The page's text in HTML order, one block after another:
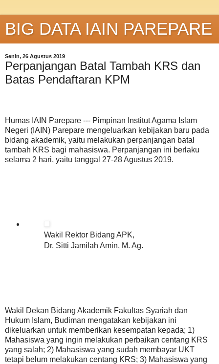
BIG DATA IAIN PAREPARE
Senin, 26 Agustus 2019
Perpanjangan Batal Tambah KRS dan
Batas Pendaftaran KPM
Humas IAIN Parepare --- Pimpinan Institut Agama Islam
Negeri (IAIN) Parepare mengeluarkan kebijakan baru pada
bidang akademik, yaitu melakukan perpanjangan batal
tambah KRS bagi mahasiswa. Perpanjangan ini berlaku
selama 2 hari, yaitu tanggal 27-28 Agustus 2019.
Wakil Rektor Bidang APK,
Dr. Sitti Jamilah Amin, M. Ag.
Wakil Dekan Bidang Akademik Fakultas Syariah dan
Hukum Islam, Budiman mengatakan kebijakan ini
dikeluarkan untuk memberikan kesempatan kepada; 1)
Mahasiswa yang ingin melakukan perbaikan centang KRS
yang salah; 2) Mahasiswa yang sudah membayar UKT
tetapi belum melakukan centang KRS; 3) Mahasiswa yang